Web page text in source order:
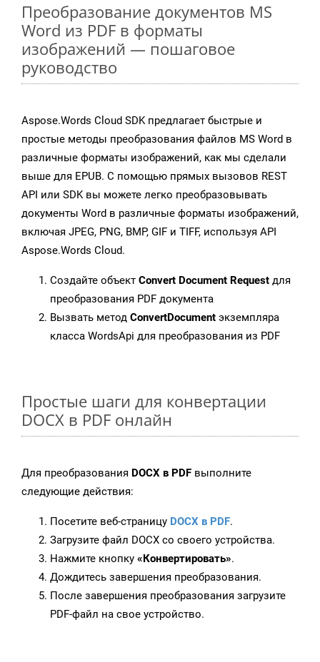
Преобразование документов MS
Word из PDF в форматы
изображений — пошаговое
руководство
Aspose.Words Cloud SDK предлагает быстрые и
простые методы преобразования файлов MS Word в
различные форматы изображений, как мы сделали
выше для EPUB. С помощью прямых вызовов REST
API или SDK вы можете легко преобразовывать
документы Word в различные форматы изображений,
включая JPEG, PNG, BMP, GIF и TIFF, используя API
Aspose.Words Cloud.
Создайте объект Convert Document Request для
преобразования PDF документа
Вызвать метод ConvertDocument экземпляра
класса WordsApi для преобразования из PDF
Простые шаги для конвертации
DOCX в PDF онлайн
Для преобразования DOCX в PDF выполните
следующие действия:
Посетите веб-страницу DOCX в PDF.
Загрузите файл DOCX со своего устройства.
Нажмите кнопку «Конвертировать».
Дождитесь завершения преобразования.
После завершения преобразования загрузите
PDF-файл на свое устройство.